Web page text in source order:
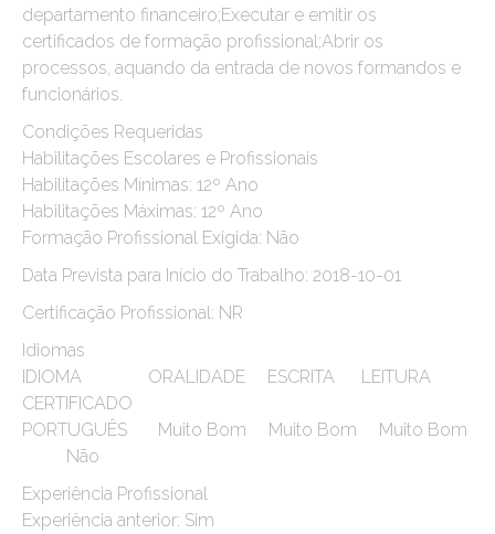
departamento financeiro;Executar e emitir os
certificados de formação profissional;Abrir os
processos, aquando da entrada de novos formandos e
funcionários.
Condições Requeridas
Habilitações Escolares e Profissionais
Habilitações Mínimas: 12º Ano
Habilitações Máximas: 12º Ano
Formação Profissional Exigida: Não
Data Prevista para Início do Trabalho: 2018-10-01
Certificação Profissional: NR
Idiomas
IDIOMA ORALIDADE ESCRITA LEITURA
CERTIFICADO
PORTUGUÊS Muito Bom Muito Bom Muito Bom
Não
Experiência Profissional
Experiência anterior: Sim